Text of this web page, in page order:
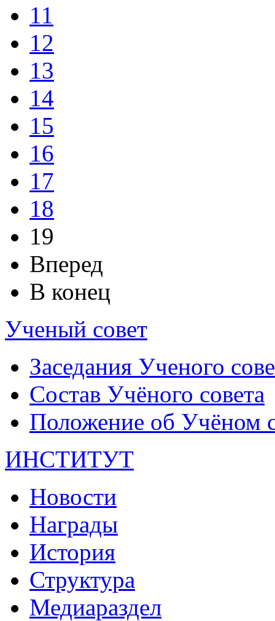
11
12
13
14
15
16
17
18
19
Вперед
В конец
Ученый совет
Заседания Ученого
Состав Учёного совета
Положение об Учёном
ИНСТИТУТ
Новости
Награды
История
Структура
Медиараздел